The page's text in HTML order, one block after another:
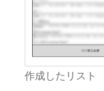
作成したリスト